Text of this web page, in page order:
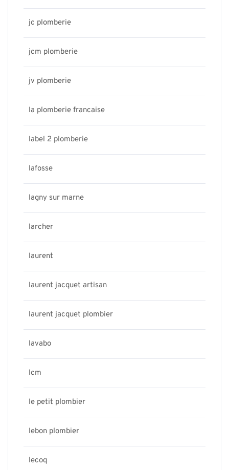
jc plomberie
jcm plomberie
jv plomberie
la plomberie francaise
label 2 plomberie
lafosse
lagny sur marne
larcher
laurent
laurent jacquet artisan
laurent jacquet plombier
lavabo
lcm
le petit plombier
lebon plombier
lecoq